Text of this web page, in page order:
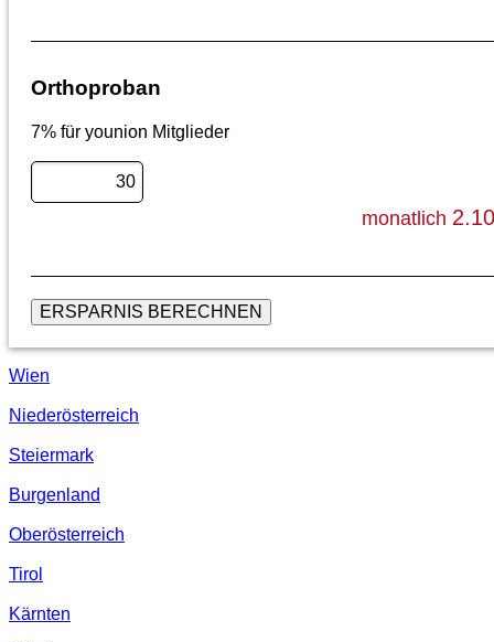
Orthoproban
7% für younion Mitglieder
monatlich
Wien
Niederösterreich
Steiermark
Burgenland
Oberösterreich
Tirol
Kärnten